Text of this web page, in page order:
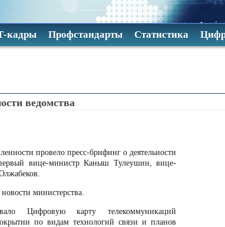
кадры Профстандарты Статистика
ведомства
провело пресс-брифинг о деятельности
вице-министр Каныш Тулеушин, вице-
министерства.
Цифровую карту телекоммуникаций
по видам технологий связи и планов